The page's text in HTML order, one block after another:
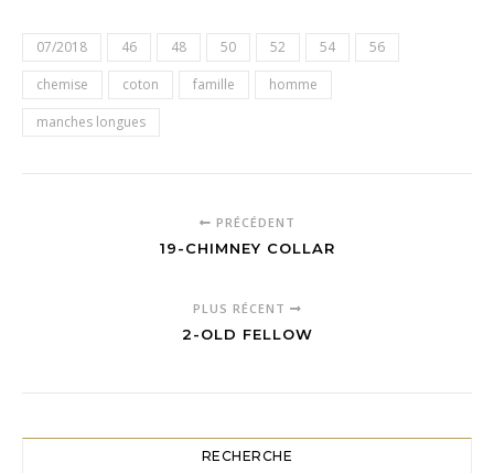
07/2018 46 48 50 52 54
56
chemise
coton famille
homme
manches longues
PRÉCÉDENT
19-CHIMNEY COLLAR
PLUS RÉCENT
2-OLD FELLOW
RECHERCHE